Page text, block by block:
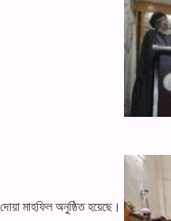
মাহফিল অনুষ্ঠিত হয়েছে।